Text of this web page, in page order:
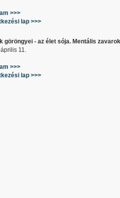
>>>
lap >>>
göröngyei - az élet sója. Mentális
11.
>>>
lap >>>